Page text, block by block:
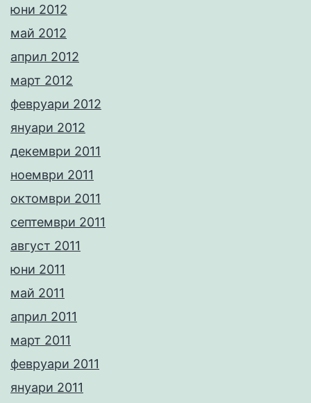
юни 2012
май 2012
април 2012
март 2012
февруари 2012
януари 2012
декември 2011
ноември 2011
октомври 2011
септември 2011
август 2011
юни 2011
май 2011
април 2011
март 2011
февруари 2011
януари 2011